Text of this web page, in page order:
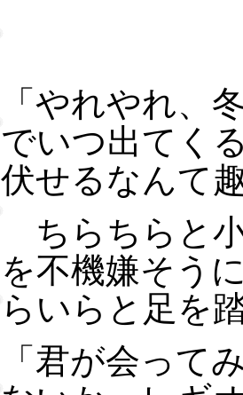
「やれやれ、
でいつ出てく
伏せるなんて
ちらちらと
を不機嫌そう
らいらと足を
「君が会って